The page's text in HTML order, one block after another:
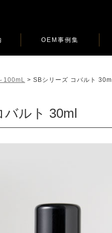
OEM事例集
100mL > SBシリーズ コバルト 30ml
バルト 30ml